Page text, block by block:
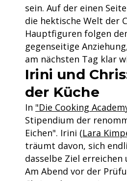
sein. Auf der einen
die hektische Welt der
Hauptfiguren folgen
gegenseitige
am nächsten Tag klar
Irini und
der Küche
In "Die Cooking
Stipendium der
Eichen". Irini (Lara
träumt davon, sich
dasselbe Ziel
Am Abend vor der